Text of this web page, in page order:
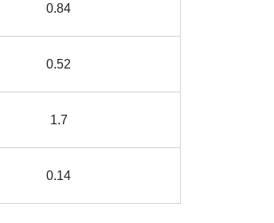
0.84
0.52
1.7
0.14